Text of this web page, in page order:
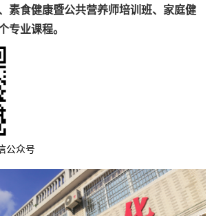
素食健康暨公共营养师培训班、家庭健
专业课程。
公众号